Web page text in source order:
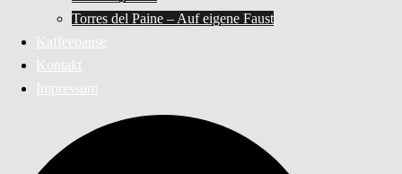
Torres del Paine – Auf eigene Faust
Kaffeepause
Kontakt
Impressum